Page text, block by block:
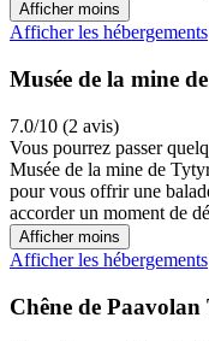
Afficher moins
Afficher les hébergements
Musée de la mine
7.0/10 (2 avis)
Vous pourrez passer
Musée de la mine de
pour vous offrir une
accorder un moment de
Afficher moins
Afficher les hébergements
Chêne de Paavolan